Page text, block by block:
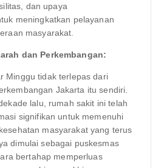
dan upaya
meningkatkan pelayanan
masyarakat.
dan Perkembangan:
Minggu tidak terlepas dari
Jakarta itu sendiri.
lalu, rumah sakit ini telah
signifikan untuk memenuhi
masyarakat yang terus
dimulai sebagai puskesmas
bertahap memperluas